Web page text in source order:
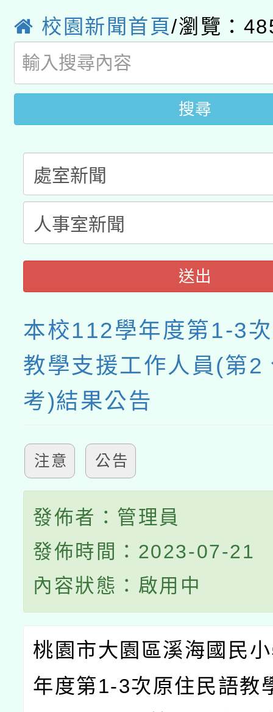
業成長研習」實施計畫
族教育國際趨勢與發展
新北市政府教育局辦理
師專業成長研習實施計
方素養工作坊新北場」
函轉國立臺灣師範大學
族語言臺北學習中心
「族語學習班」招生簡
轉知有關國立成功大學
文教學共融平台-教案
教育部國民及學前教
年度COVID-19疫苗接
接種之民眾」措施，延
月28日止
校園新聞首頁/瀏覽：
搜尋
送出
本校112學年度第1-3
教學支援工作人員(第2
考)結果公告
注意 公告
發佈者：管理員
發佈時間：2023-07-21
內容狀態：啟用中
桃園市大園區溪海國民
年度第1-3次原住民語教